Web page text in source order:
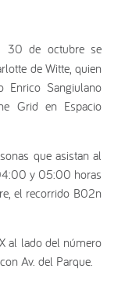
30 de octubre se
de Witte, quien
Sangiulano
Grid en Espacio
que asistan al
y 05:00 horas
el recorrido B02n
al lado del número
Av. del Parque.